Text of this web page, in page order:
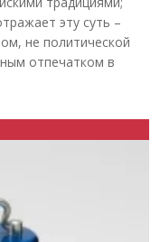
эту суть –
не политической
отпечатком в